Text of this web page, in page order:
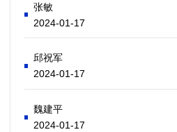
张敏
2024-01-17
邱祝军
2024-01-17
魏建平
2024-01-17